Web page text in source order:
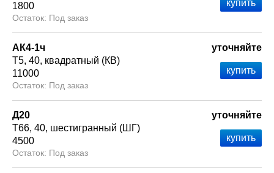
1800
Под заказ
АК4-1ч
Т5 40 квадратный (КВ)
11000
Под заказ
уточняйте
Д20
Т66 40 шестигранный (ШГ)
4500
Под заказ
уточняйте